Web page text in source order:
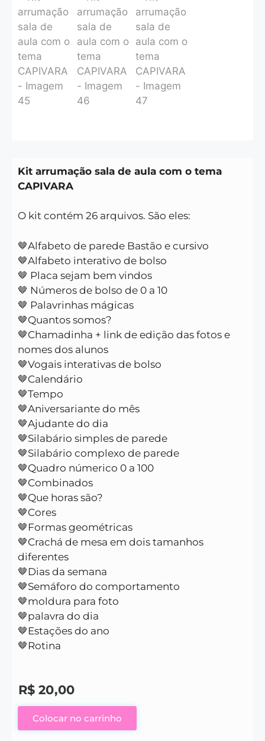
Kit arrumação sala de aula com o tema
CAPIVARA
O kit contém 26 arquivos. São eles:
🤎Alfabeto de parede Bastão e cursivo
🤎Alfabeto interativo de bolso
🤎 Placa sejam bem vindos
🤎 Números de bolso de 0 a 10
🤎 Palavrinhas mágicas
🤎Quantos somos?
🤎Chamadinha + link de edição das fotos e
nomes dos alunos
🤎Vogais interativas de bolso
🤎Calendário
🤎Tempo
🤎Aniversariante do mês
🤎Ajudante do dia
🤎Silabário simples de parede
🤎Silabário complexo de parede
🤎Quadro númerico 0 a 100
🤎Combinados
🤎Que horas são?
🤎Cores
🤎Formas geométricas
🤎Crachá de mesa em dois tamanhos
diferentes
🤎Dias da semana
🤎Semáforo do comportamento
🤎moldura para foto
🤎palavra do dia
🤎Estações do ano
🤎Rotina
R$ 20,00
Colocar no carrinho